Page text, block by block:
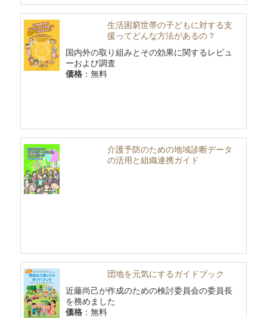
生活困窮世帯の子どもに対する支
援ってどんな方法があるの？
国内外の取り組みとその効果に関するレビュ
ーおよび調査
価格 ：無料
介護予防のための地域診断データ
の活用と組織連携ガイド
団地を元気にするガイドブック
近藤尚己が作成のための検討委員会の委員長
を務めました
価格 ：無料